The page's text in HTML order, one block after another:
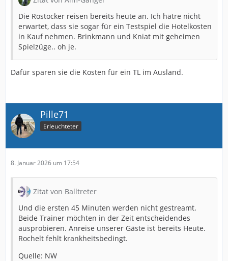
Die Rostocker reisen bereits heute an. Ich hätre nicht
erwartet, dass sie sogar für ein Testspiel die Hotelkosten
in Kauf nehmen. Brinkmann und Kniat mit geheimen
Spielzüge.. oh je.
Dafür sparen sie die Kosten für ein TL im Ausland.
Pille71
Erleuchteter
8. Januar 2026 um 17:54
Zitat von Balltreter
Und die ersten 45 Minuten werden nicht gestreamt.
Beide Trainer möchten in der Zeit entscheidendes
ausprobieren. Anreise unserer Gäste ist bereits Heute.
Rochelt fehlt krankheitsbedingt.
Quelle: NW